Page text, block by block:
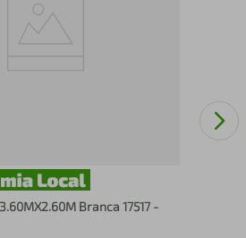
Branca 17517 -